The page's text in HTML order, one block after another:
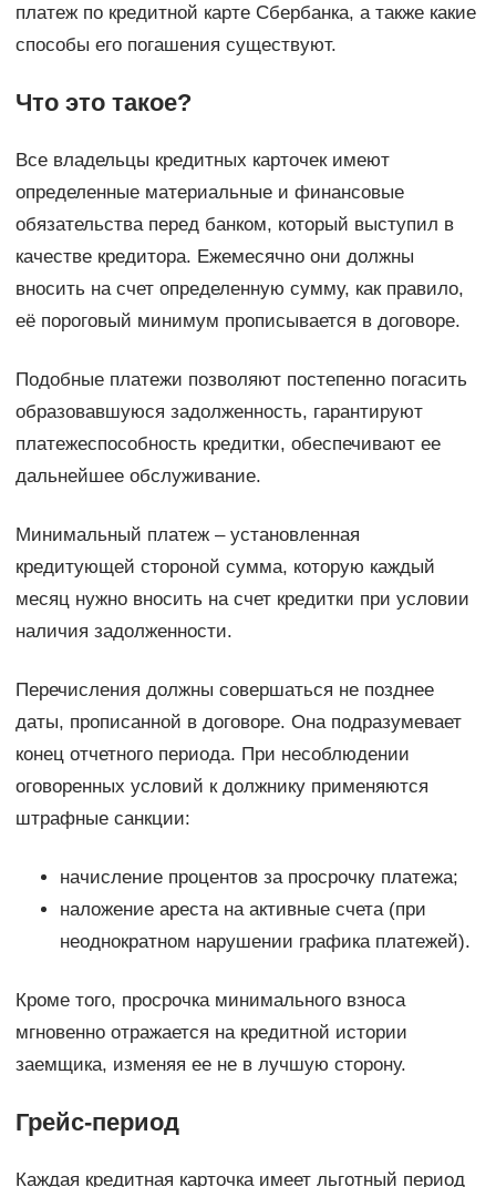
платеж по кредитной карте Сбербанка, а также какие
способы его погашения существуют.
Что это такое?
Все владельцы кредитных карточек имеют
определенные материальные и финансовые
обязательства перед банком, который выступил в
качестве кредитора. Ежемесячно они должны
вносить на счет определенную сумму, как правило,
её пороговый минимум прописывается в договоре.
Подобные платежи позволяют постепенно погасить
образовавшуюся задолженность, гарантируют
платежеспособность кредитки, обеспечивают ее
дальнейшее обслуживание.
Минимальный платеж – установленная
кредитующей стороной сумма, которую каждый
месяц нужно вносить на счет кредитки при условии
наличия задолженности.
Перечисления должны совершаться не позднее
даты, прописанной в договоре. Она подразумевает
конец отчетного периода. При несоблюдении
оговоренных условий к должнику применяются
штрафные санкции:
начисление процентов за просрочку платежа;
наложение ареста на активные счета (при
неоднократном нарушении графика платежей).
Кроме того, просрочка минимального взноса
мгновенно отражается на кредитной истории
заемщика, изменяя ее не в лучшую сторону.
Грейс-период
Каждая кредитная карточка имеет льготный период